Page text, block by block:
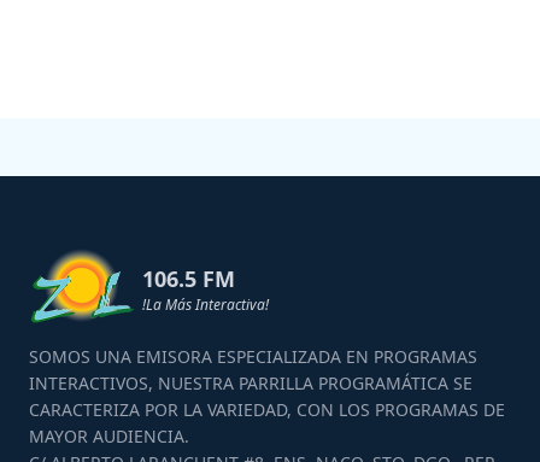
106.5 FM
!La Más Interactiva!
SOMOS UNA EMISORA ESPECIALIZADA EN PROGRAMAS
INTERACTIVOS, NUESTRA PARRILLA PROGRAMÁTICA SE
CARACTERIZA POR LA VARIEDAD, CON LOS PROGRAMAS DE
MAYOR AUDIENCIA.